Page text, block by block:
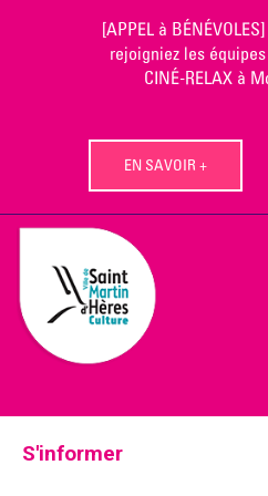
[APPEL à
rejoigniez les
CINÉ-RELAX à
EN SAVOIR +
S'informer